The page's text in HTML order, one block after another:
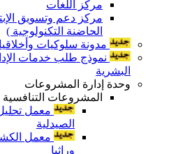
مركز اللغات
مركز دعم وتسويق
الحاضنة التكنولوجية )
مدونة سلوكيات
نموذج طلب خدمات
البشرية
وحدة إدارة المشروعات
المشروعات التنافسية
معمل
الصيدلية
معمل
وراثيا